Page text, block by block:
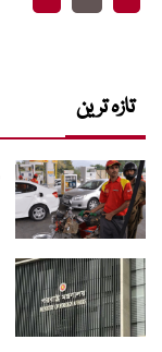
pagination
تازہ ترین